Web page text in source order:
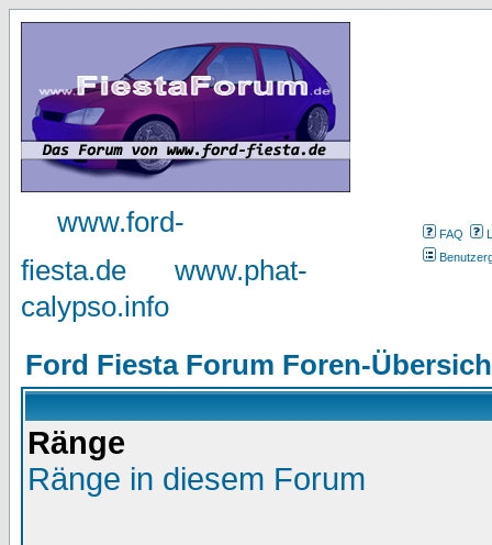
www.ford-
fiesta.de
www.phat-
calypso.info
FAQ
Ford Fiesta Forum Foren-
Ränge
Ränge in diesem Forum